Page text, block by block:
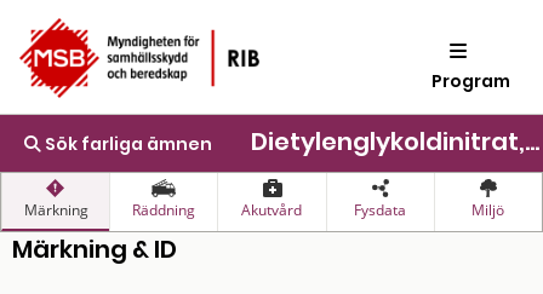
Program
Sök farliga ämnen Dietylenglykoldinitrat, okänsliggjord
Märkning Räddning Akutvård Fysdata Miljö
Märkning & ID